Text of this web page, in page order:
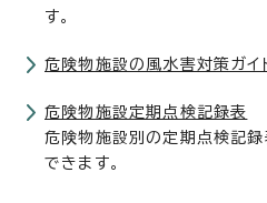
す。
危険物施設の風水害対策ガイ
危険物施設定期点検記録表
危険物施設別の定期点検記録
できます。